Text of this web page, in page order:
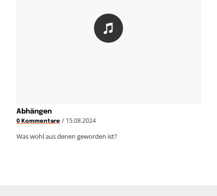
Abhängen
0 Kommentare / 15.08.2024
Was wohl aus denen geworden ist?